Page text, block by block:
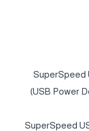
(1)
(USB Power
(1) SuperSpeed